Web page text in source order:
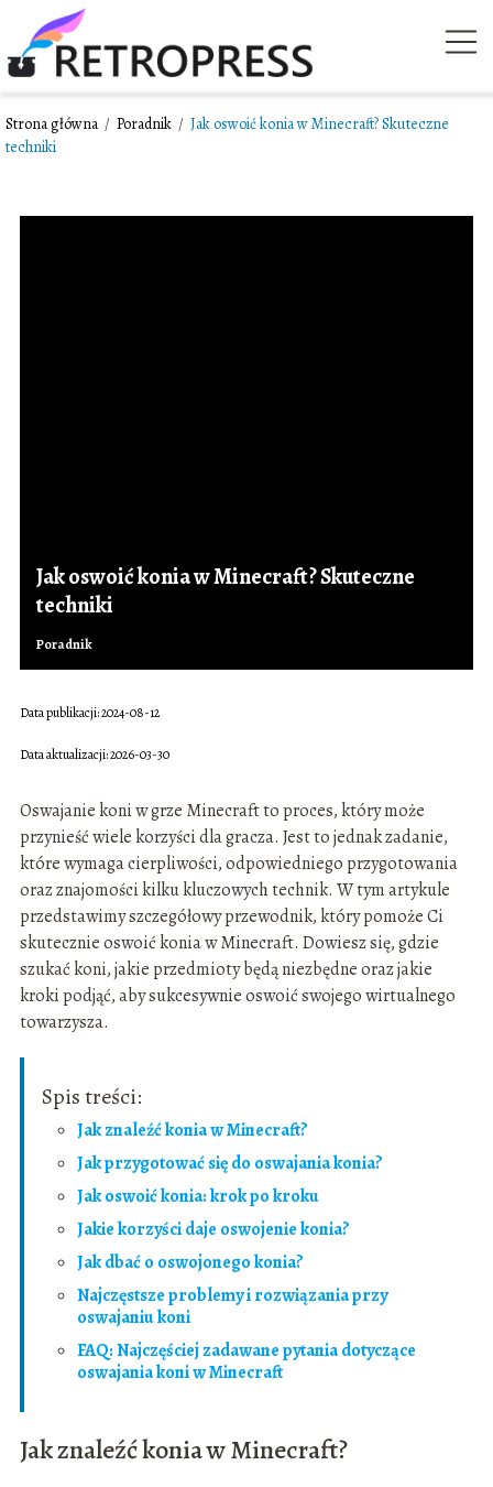
Strona główna / Poradnik / Jak oswoić konia w Minecraft? Skuteczne
techniki
Jak oswoić konia w Minecraft? Skuteczne
techniki
Poradnik
Data publikacji: 2024-08-12
Data aktualizacji: 2026-03-30
Oswajanie koni w grze Minecraft to proces, który może
przynieść wiele korzyści dla gracza. Jest to jednak zadanie,
które wymaga cierpliwości, odpowiedniego przygotowania
oraz znajomości kilku kluczowych technik. W tym artykule
przedstawimy szczegółowy przewodnik, który pomoże Ci
skutecznie oswoić konia w Minecraft. Dowiesz się, gdzie
szukać koni, jakie przedmioty będą niezbędne oraz jakie
kroki podjąć, aby sukcesywnie oswoić swojego wirtualnego
towarzysza.
Spis treści:
Jak znaleźć konia w Minecraft?
Jak przygotować się do oswajania konia?
Jak oswoić konia: krok po kroku
Jakie korzyści daje oswojenie konia?
Jak dbać o oswojonego konia?
Najczęstsze problemy i rozwiązania przy
oswajaniu koni
FAQ: Najczęściej zadawane pytania dotyczące
oswajania koni w Minecraft
Jak znaleźć konia w Minecraft?